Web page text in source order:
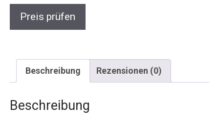
Preis prüfen
Beschreibung Rezensionen (0)
Beschreibung